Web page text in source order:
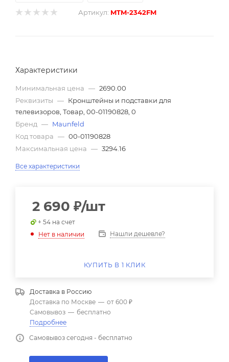
Артикул: MTM-2342FM
Характеристики
Минимальная цена — 2690.00
Реквизиты — Кронштейны и подставки для
телевизоров, Товар, 00-01190828, 0
Бренд — Maunfeld
Код товара — 00-01190828
Максимальная цена — 3294.16
Все характеристики
2 690 ₽/шт
+ 54 на счет
Нет в наличии
Нашли дешевле?
КУПИТЬ В 1 КЛИК
Доставка в Россию
Доставка по Москве — от 600 ₽
Самовывоз — бесплатно
Подробнее
Самовывоз сегодня - бесплатно